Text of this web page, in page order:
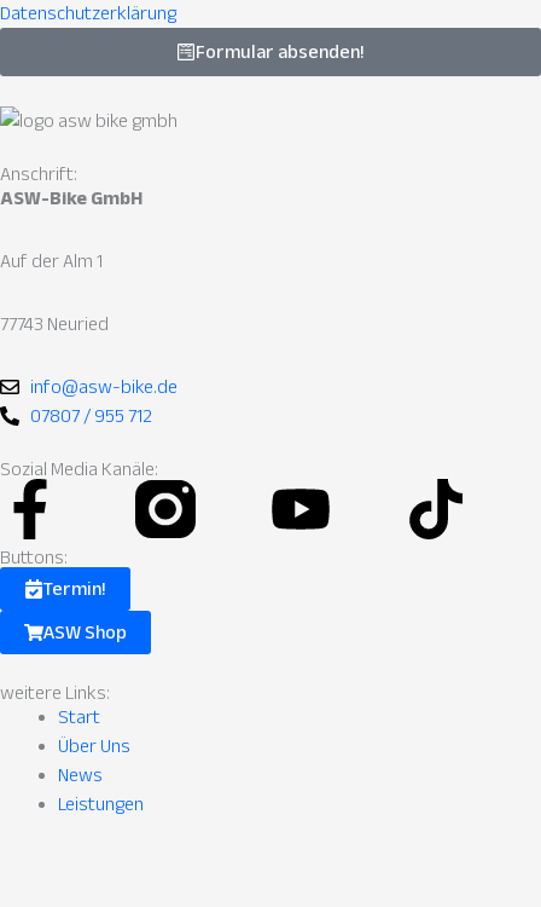
Datenschutzerklärung
Formular absenden!
Anschrift:
ASW-Bike GmbH
Auf der Alm 1
77743 Neuried
info@asw-bike.de
07807 / 955 712
Sozial Media Kanäle:
Facebook-
f
Instagram
Youtube
Buttons:
Termin!
ASW Shop
weitere Links:
Start
Über Uns
News
Leistungen